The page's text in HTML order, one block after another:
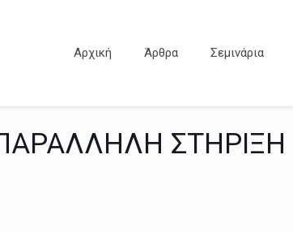
Αρχική Άρθρα Σεμινάρια
ΣTΗPIΞH